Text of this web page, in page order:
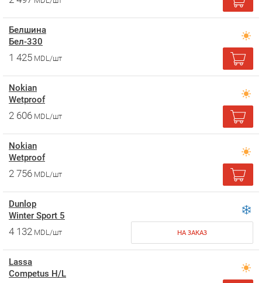
Белшина
Бел-330
1 425 MDL/шт
Nokian
Wetproof
2 606 MDL/шт
Nokian
Wetproof
2 756 MDL/шт
Dunlop
Winter Sport 5
4 132 MDL/шт НА ЗАКАЗ
Lassa
Competus H/L